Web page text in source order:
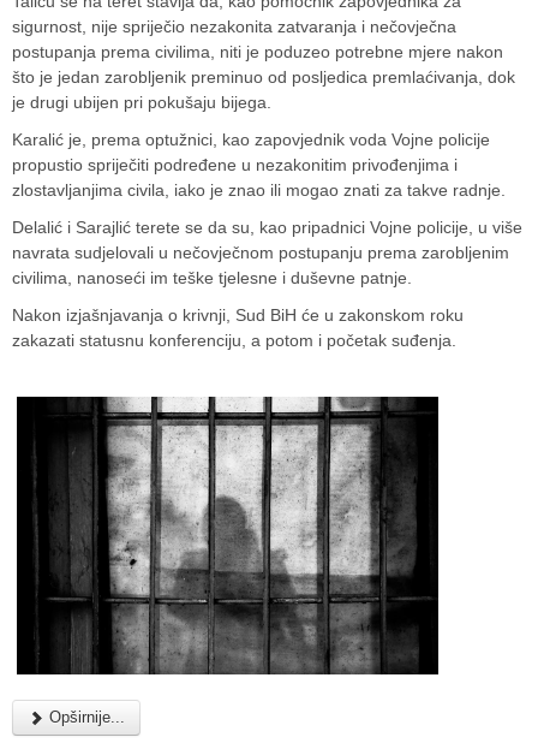
sigurnost, nije spriječio nezakonita zatvaranja i nečovječna
postupanja prema civilima, niti je poduzeo potrebne mjere nakon
što je jedan zarobljenik preminuo od posljedica premlaćivanja, dok
je drugi ubijen pri pokušaju bijega.
Karalić je, prema optužnici, kao zapovjednik voda Vojne policije
propustio spriječiti podređene u nezakonitim privođenjima i
zlostavljanjima civila, iako je znao ili mogao znati za takve radnje.
Delalić i Sarajlić terete se da su, kao pripadnici Vojne policije, u više
navrata sudjelovali u nečovječnom postupanju prema zarobljenim
civilima, nanoseći im teške tjelesne i duševne patnje.
Nakon izjašnjavanja o krivnji, Sud BiH će u zakonskom roku
zakazati statusnu konferenciju, a potom i početak suđenja.
Opširnije...